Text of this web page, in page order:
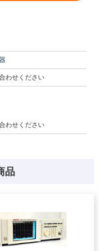
わせください
わせください
品